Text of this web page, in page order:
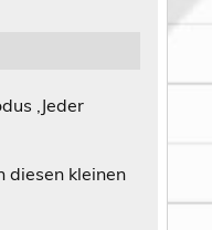
‚Jeder
diesen kleinen